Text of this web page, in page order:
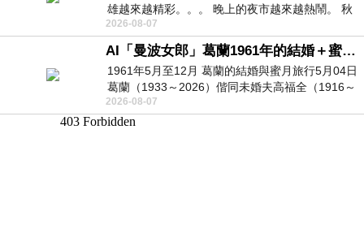
雄越來越精彩。。。 晚上的夜市越來越熱鬧。 秋
天的風刮得很熱 夜遊消暑熱。。。
2026-08-07
AI「曼波女郎」葛蘭1961年的結婚＋蜜月旅行 #戀上老電影 #葛蘭 #粟子
1961年5月至12月 葛蘭的結婚與蜜月旅行5月04日
葛蘭（1933～2026）偕同未婚夫高福全（1916～
2004）乘郵輪赴倫敦6月15日於英國倫敦St.S
2026-08-07